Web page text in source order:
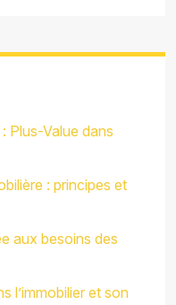
Plus-Value dans
: principes et
aux besoins des
l’immobilier et son